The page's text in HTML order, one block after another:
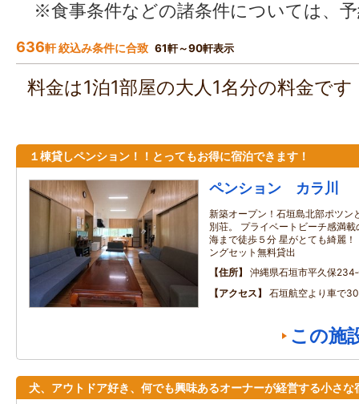
※食事条件などの諸条件については、
636軒 絞込み条件に合致 61軒～90軒表示
料金は1泊1部屋の大人1名分の料金で
１棟貸しペンション！！とってもお得に宿泊できます！
ペンション カラ川
新築オープン！石垣島北部ポツン
別荘。 プライベートビーチ感満
海まで徒歩５分 星がとても綺麗
ングセット無料貸出
住所
沖縄県石垣市平久保
アクセス
石垣航空より車で
この施
犬、アウトドア好き、何でも興味あるオーナーが経営する小さな